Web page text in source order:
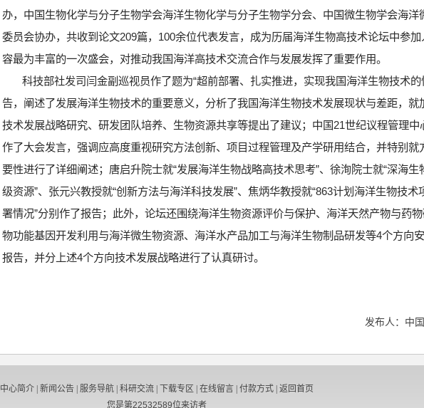
办，中国生物化学与分子生物学会海洋生物化学与分子生物学分会、中国微生物学会海洋
委员会协办，共收到论文209篇， 100余位代表发言，成为历届海洋生物高技术论坛中参加
容最为丰富的一次盛会，对推动我国海洋高技术交流合作与发展发挥了重要作用。
科技部社发司闫金副巡视员作了题为“超前部署、扎实推进，实现我国海洋生物技术的
告，阐述了发展海洋生物技术的重要意义，分析了我国海洋生物技术发展现状与差距，就
技术发展战略研究、研发团队培养、生物资源共享等提出了建议；中国21世纪议程管理中
作了大会发言，强调应高度重视研究方法创新、项目过程管理及产学研用结合，并特别就
要性进行了详细阐述；唐启升院士就“发展海洋生物战略高技术思考”、徐洵院士就“深海生
级资源”、张元兴教授就“创新方法与海洋科技发展”、焦炳华教授就“863计划海洋生物技术
署情况”分别作了报告；此外，论坛还围绕海洋生物资源评价与保护、海洋天然产物与药
物功能基因开发利用与海洋微生物资源、海洋水产品加工与海洋生物制品研发等4个方向
报告，并分上述4个方向技术发展战略进行了认真研讨。
发布人：中国
中心简介 新闻公告 服务导航 科研交流 下载专区 在线留言 付款方式 返回首页
您是第22532589位来访者